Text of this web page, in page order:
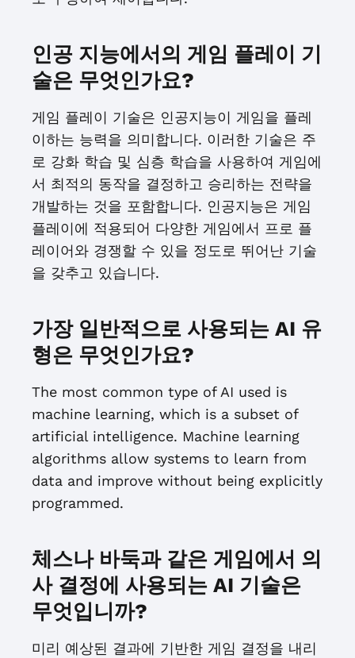
인공 지능에서의 게임 플레이 기
술은 무엇인가요?
게임 플레이 기술은 인공지능이 게임을 플레
이하는 능력을 의미합니다. 이러한 기술은 주
로 강화 학습 및 심층 학습을 사용하여 게임에
서 최적의 동작을 결정하고 승리하는 전략을
개발하는 것을 포함합니다. 인공지능은 게임
플레이에 적용되어 다양한 게임에서 프로 플
레이어와 경쟁할 수 있을 정도로 뛰어난 기술
을 갖추고 있습니다.
가장 일반적으로 사용되는 AI 유
형은 무엇인가요?
The most common type of AI used is
machine learning, which is a subset of
artificial intelligence. Machine learning
algorithms allow systems to learn from
data and improve without being explicitly
programmed.
체스나 바둑과 같은 게임에서 의
사 결정에 사용되는 AI 기술은
무엇입니까?
미리 예상된 결과에 기반한 게임 결정을 내리